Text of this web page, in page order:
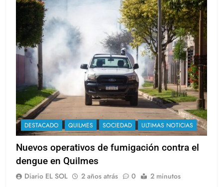
DESTACADO QUILMES SOCIEDAD ULTIMAS NOTICIAS
Nuevos operativos de fumigación contra el
dengue en Quilmes
Diario EL SOL 2 años atrás 0 2 minutos